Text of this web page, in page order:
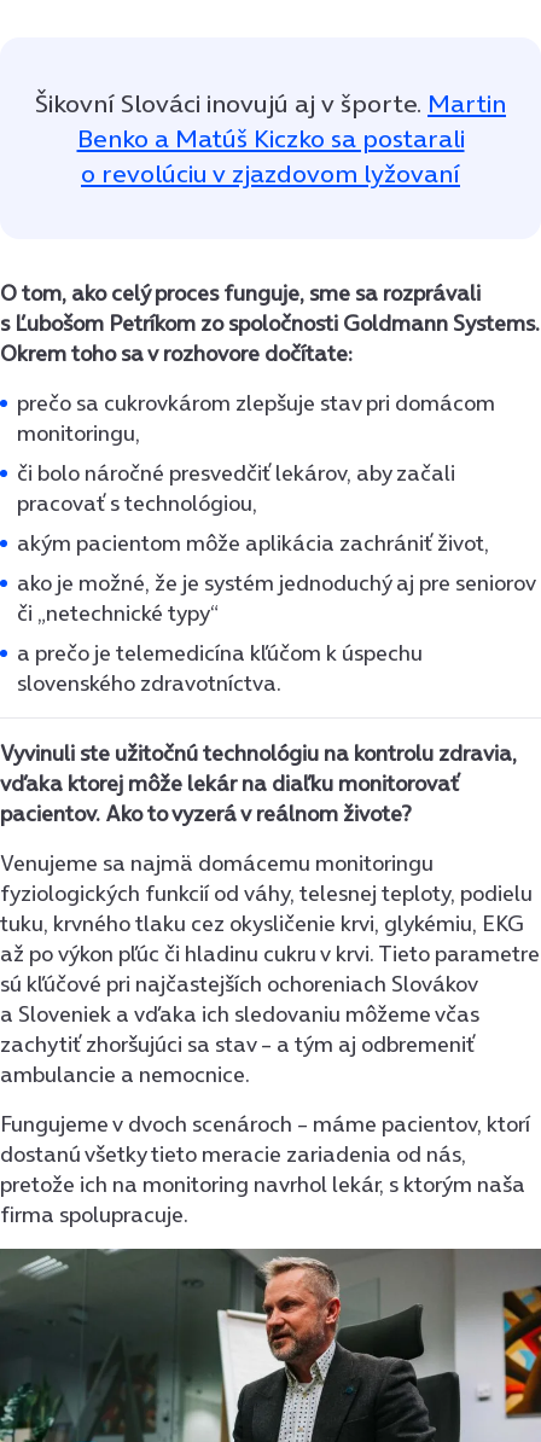
Šikovní Slováci inovujú aj v športe. Martin
Benko a Matúš Kiczko sa postarali
o revolúciu v zjazdovom lyžovaní
O tom, ako celý proces funguje, sme sa rozprávali
s Ľubošom Petríkom zo spoločnosti Goldmann Systems.
Okrem toho sa v rozhovore dočítate:
prečo sa cukrovkárom zlepšuje stav pri domácom
monitoringu,
či bolo náročné presvedčiť lekárov, aby začali
pracovať s technológiou,
akým pacientom môže aplikácia zachrániť život,
ako je možné, že je systém jednoduchý aj pre seniorov
či „netechnické typy“
a prečo je telemedicína kľúčom k úspechu
slovenského zdravotníctva.
Vyvinuli ste užitočnú technológiu na kontrolu zdravia,
vďaka ktorej môže lekár na diaľku monitorovať
pacientov. Ako to vyzerá v reálnom živote?
Venujeme sa najmä domácemu monitoringu
fyziologických funkcií od váhy, telesnej teploty, podielu
tuku, krvného tlaku cez okysličenie krvi, glykémiu, EKG
až po výkon pľúc či hladinu cukru v krvi. Tieto parametre
sú kľúčové pri najčastejších ochoreniach Slovákov
a Sloveniek a vďaka ich sledovaniu môžeme včas
zachytiť zhoršujúci sa stav – a tým aj odbremeniť
ambulancie a nemocnice.
Fungujeme v dvoch scenároch – máme pacientov, ktorí
dostanú všetky tieto meracie zariadenia od nás,
pretože ich na monitoring navrhol lekár, s ktorým naša
firma spolupracuje.